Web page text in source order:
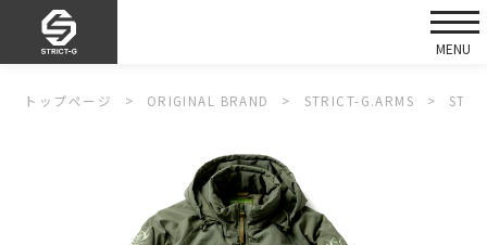
トップページ ORIGINAL BRAND STRICT-G.ARMS